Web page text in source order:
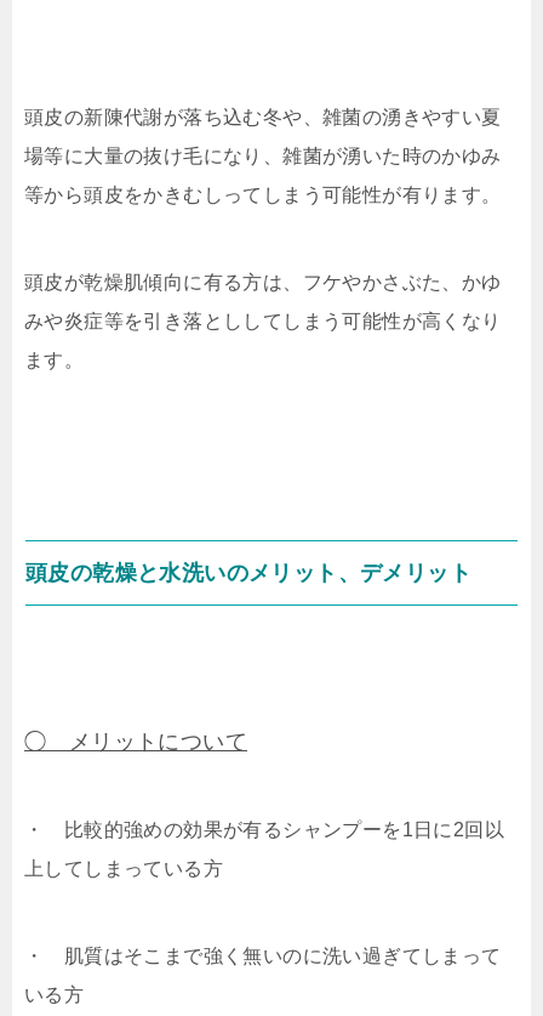
頭皮の新陳代謝が落ち込む冬や、雑菌の湧きやすい夏
場等に大量の抜け毛になり、雑菌が湧いた時のかゆみ
等から頭皮をかきむしってしまう可能性が有ります。
頭皮が乾燥肌傾向に有る方は、フケやかさぶた、かゆ
みや炎症等を引き落とししてしまう可能性が高くなり
ます。
頭皮の乾燥と水洗いのメリット、デメリット
◯ メリットについて
・ 比較的強めの効果が有るシャンプーを1日に2回以
上してしまっている方
・ 肌質はそこまで強く無いのに洗い過ぎてしまって
いる方